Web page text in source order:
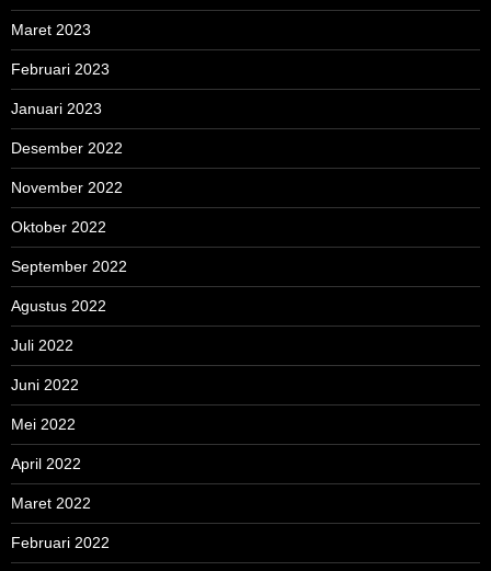
Maret 2023
Februari 2023
Januari 2023
Desember 2022
November 2022
Oktober 2022
September 2022
Agustus 2022
Juli 2022
Juni 2022
Mei 2022
April 2022
Maret 2022
Februari 2022